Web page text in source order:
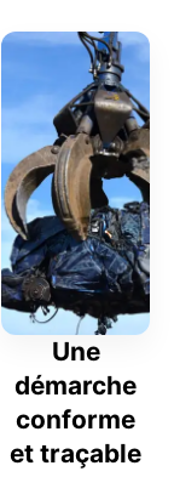
Une
démarche
conforme
et traçable